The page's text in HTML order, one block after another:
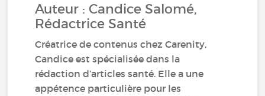
Auteur : Candice Salomé,
Rédactrice Santé
Créatrice de contenus chez Carenity,
Candice est spécialisée dans la
rédaction d’articles santé. Elle a une
appétence particulière pour les